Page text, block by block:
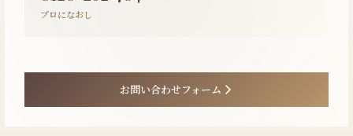
プロになおし
お問い合わせフォーム